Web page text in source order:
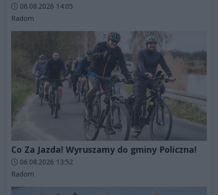
Data dodania artykułu:
06.08.2026 14:05
Kategorie artykułu:
Radom
Co Za Jazda! Wyruszamy do gminy Policzna!
Data dodania artykułu:
06.08.2026 13:52
Kategorie artykułu:
Radom